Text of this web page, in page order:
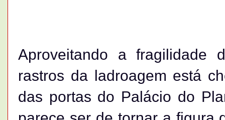
Aproveitando a fragilidade
rastros da ladroagem está
das portas do Palácio do